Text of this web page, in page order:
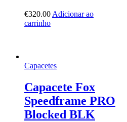
€320.00 Adicionar ao
carrinho
Capacetes
Capacete Fox
Speedframe PRO
Blocked BLK